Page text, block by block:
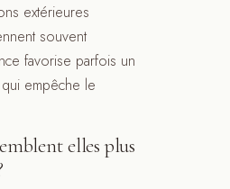
extérieures
souvent
favorise parfois un
empêche le
elles plus